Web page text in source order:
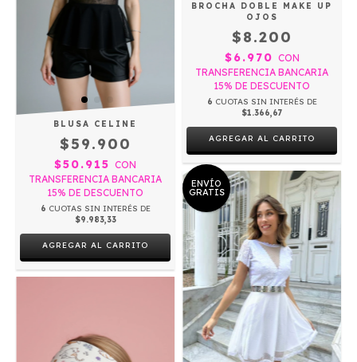
BLUSA CELINE
$59.900
$50.915 CON
TRANSFERENCIA BANCARIA
15% DE DESCUENTO
6 CUOTAS SIN INTERÉS DE
$9.983,33
AGREGAR AL CARRITO
BROCHA DOBLE MAKE UP
OJOS
$8.200
$6.970 CON
TRANSFERENCIA BANCARIA
15% DE DESCUENTO
6 CUOTAS SIN INTERÉS DE
$1.366,67
AGREGAR AL CARRITO
ENVÍO
GRATIS